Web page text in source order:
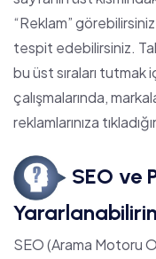
“Reklam” görebilirsiniz
tespit edebilirsiniz.
bu üst sıraları
çalışmalarında,
reklamlarınıza
SEO ve
SEO(Arama Motoru